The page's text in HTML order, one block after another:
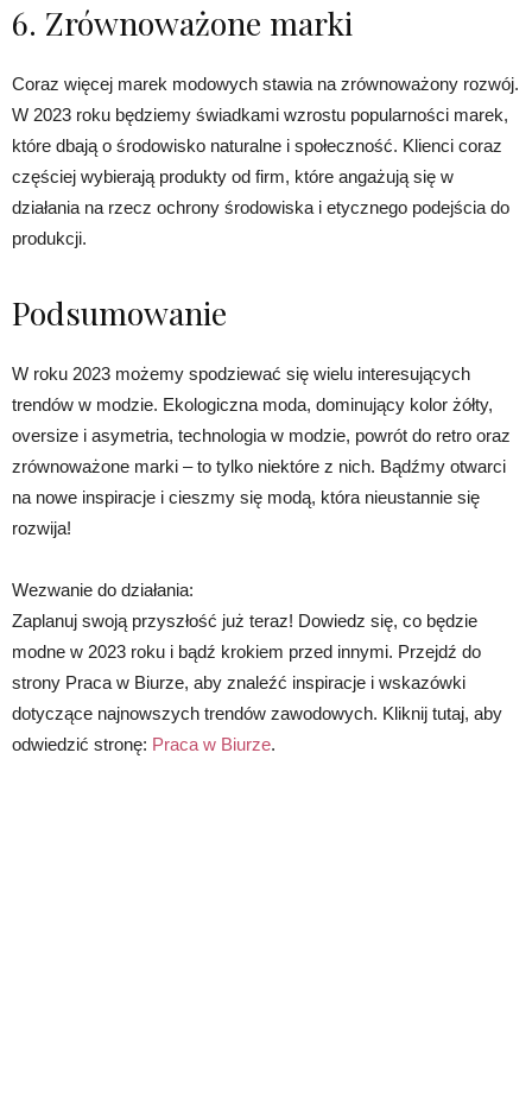
6. Zrównoważone marki
Coraz więcej marek modowych stawia na zrównoważony rozwój.
W 2023 roku będziemy świadkami wzrostu popularności marek,
które dbają o środowisko naturalne i społeczność. Klienci coraz
częściej wybierają produkty od firm, które angażują się w
działania na rzecz ochrony środowiska i etycznego podejścia do
produkcji.
Podsumowanie
W roku 2023 możemy spodziewać się wielu interesujących
trendów w modzie. Ekologiczna moda, dominujący kolor żółty,
oversize i asymetria, technologia w modzie, powrót do retro oraz
zrównoważone marki – to tylko niektóre z nich. Bądźmy otwarci
na nowe inspiracje i cieszmy się modą, która nieustannie się
rozwija!
Wezwanie do działania:
Zaplanuj swoją przyszłość już teraz! Dowiedz się, co będzie
modne w 2023 roku i bądź krokiem przed innymi. Przejdź do
strony Praca w Biurze, aby znaleźć inspiracje i wskazówki
dotyczące najnowszych trendów zawodowych. Kliknij tutaj, aby
odwiedzić stronę: Praca w Biurze.